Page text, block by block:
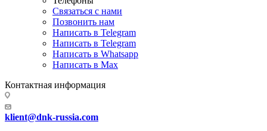
Связаться с нами
Позвонить нам
Написать в Telegram
Написать в Telegram
Написать в Whatsapp
Написать в Max
Контактная информация
klient@dnk-russia.com